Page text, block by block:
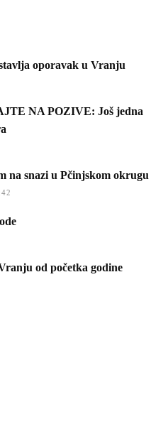
oporavak u Vranju
NA POZIVE: Još jedna
na snazi u Pčinjskom okrugu
od početka godine